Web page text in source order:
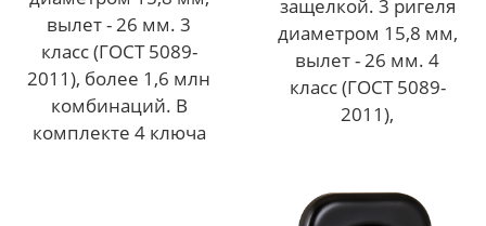
вылет - 26 мм. 3
класс (ГОСТ 5089-
2011), более 1,6 млн
комбинаций. В
комплекте 4 ключа
защелкой. 3 ригеля
диаметром 15,8 мм,
вылет - 26 мм. 4
класс (ГОСТ 5089-
2011),